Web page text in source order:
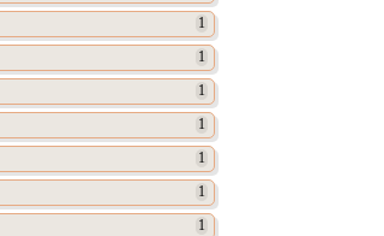
1
1
1
1
1
1
1